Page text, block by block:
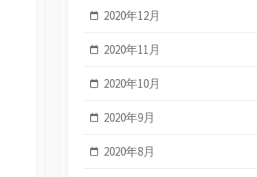
2020年12月
2020年11月
2020年10月
2020年9月
2020年8月